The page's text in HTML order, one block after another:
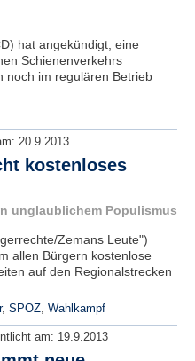
hat angekündigt, eine
Schienenverkehrs
noch im regulären Betrieb
20.9.2013
kostenloses
unglaublichem Populismus
Zemans Leute")
allen Bürgern kostenlose
auf den Regionalstrecken
, SPOZ, Wahlkampf
am: 19.9.2013